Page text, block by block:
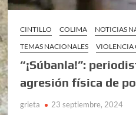
CINTILLO COLIMA
NOTICIAS
TEMAS NACIONALES
VIOLENCIA
“¡Súbanla!”:
agresión física de
grieta 23 septiembre, 2024